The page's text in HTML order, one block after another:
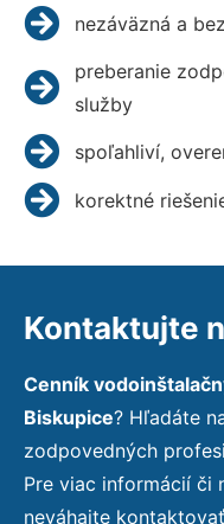
nezáväzná a
preberanie
služby
spoľahliví,
korektné
Kontaktujte
Cenník
Biskupice? Hľadáte
zodpovedných
Pre viac informácií či
neváhajte